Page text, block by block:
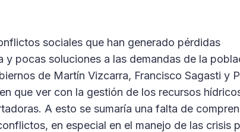
sociales que han generado pérdidas
pocas soluciones a las demandas de la
de Martín Vizcarra, Francisco Sagasti y
que ver con la gestión de los recursos
A esto se sumaría una falta de
en especial en el manejo de las crisis